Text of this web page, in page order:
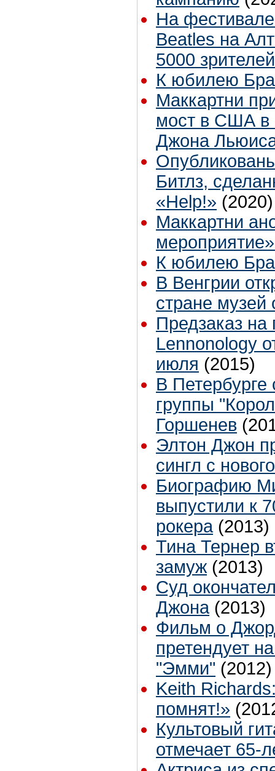
На
Beatles на
5000 зрителей
К юбилею
Маккартни
мост в США в
Джона
Битлз,
«Help!» (2020)
Маккартни
К юбилею
В Венгрии
стране музей
Предзаказ
Lennonology
июля (2015)
В Петербурге
группы
Горшенев
Элтон Джон
сингл с
Биографию
выпустили к
рокера (2013)
Тина Тернер
замуж (2013)
Суд
Джона (2013)
Фильм о
претендует
"Эмми" (2012)
Keith
помнят!»
Культовый
отмечает 65-